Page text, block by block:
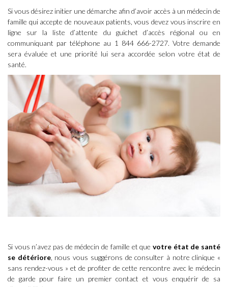
Si vous désirez initier une démarche afin d’avoir accès à un médecin de
famille qui accepte de nouveaux patients, vous devez vous inscrire en
ligne sur la liste d’attente du guichet d’accès régional
ou en
communiquant par téléphone au 1 844 666-2727. Votre demande
sera évaluée et une priorité lui sera accordée selon votre état de
santé.
Si vous n’avez pas de médecin de famille et que votre état de santé
se détériore, nous vous suggérons de consulter à notreclinique «
sans rendez-vous » et de profiter de cette rencontre avec le médecin
de garde pour faire un premier contact et vous enquérir de sa